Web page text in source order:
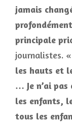
jamais
principale
journalistes. «
les hauts et
… Je n’ai
les enfants,
tous les